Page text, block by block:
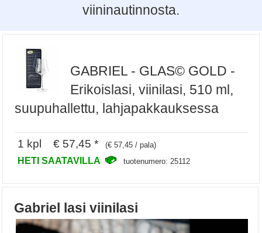
viininautinnosta.
GABRIEL - GLAS© GOLD -
Erikoislasi, viinilasi, 510 ml,
suupuhallettu, lahjapakkauksessa
1 kpl € 57,45 * (€ 57,45 / pala)
HETI SAATAVILLA tuotenumero: 25112
Gabriel lasi viinilasi